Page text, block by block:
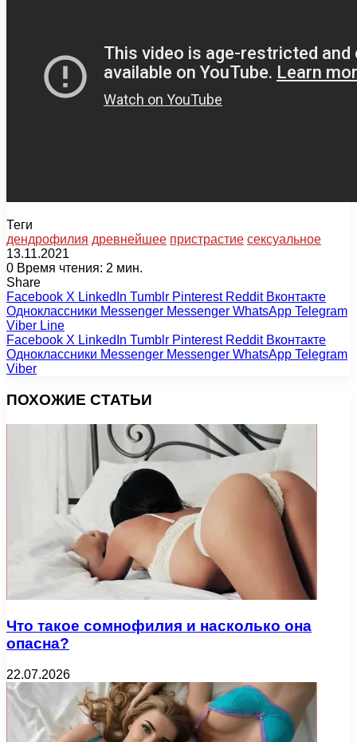
Теги
дендрофилия древнейшее пристрастие сексуальное
13.11.2021
0 Время чтения: 2 мин.
Share
Facebook X LinkedIn Tumblr Pinterest Reddit Вконтакте
Одноклассники Messenger Messenger WhatsApp Telegram
Viber Line
Facebook X LinkedIn Tumblr Pinterest Reddit Вконтакте
Одноклассники Messenger Messenger WhatsApp Telegram
Viber
ПОХОЖИЕ СТАТЬИ
Что такое сомнофилия и насколько она
опасна?
22.07.2026